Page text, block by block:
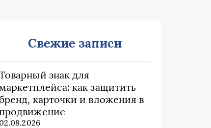
Свежие записи
знак для
как защитить
карточки и вложения в
продвижение
02.08.2026